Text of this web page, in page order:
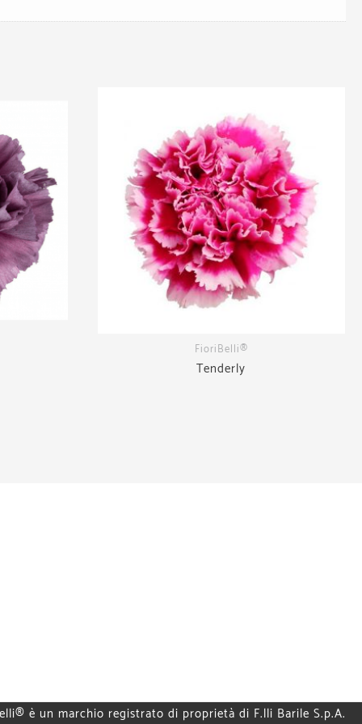
FioriBelli®
Tenderly
è un marchio registrato di proprietà di F.lli Barile S.p.A.